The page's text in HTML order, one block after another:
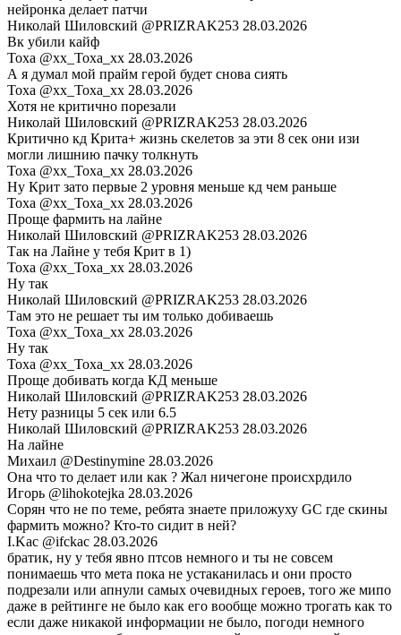
нейронка делает патчи
Николай Шиловский @PRIZRAK253 28.03.2026
Вк убили кайф
Toxa @xx_Toxa_xx 28.03.2026
А я думал мой прайм герой будет снова сиять
Toxa @xx_Toxa_xx 28.03.2026
Хотя не критично порезали
Николай Шиловский @PRIZRAK253 28.03.2026
Критично кд Крита+ жизнь скелетов за эти 8 сек они изи
могли лишнию пачку толкнуть
Toxa @xx_Toxa_xx 28.03.2026
Ну Крит зато первые 2 уровня меньше кд чем раньше
Toxa @xx_Toxa_xx 28.03.2026
Проще фармить на лайне
Николай Шиловский @PRIZRAK253 28.03.2026
Так на Лайне у тебя Крит в 1)
Toxa @xx_Toxa_xx 28.03.2026
Ну так
Николай Шиловский @PRIZRAK253 28.03.2026
Там это не решает ты им только добиваешь
Toxa @xx_Toxa_xx 28.03.2026
Ну так
Toxa @xx_Toxa_xx 28.03.2026
Проще добивать когда КД меньше
Николай Шиловский @PRIZRAK253 28.03.2026
Нету разницы 5 сек или 6.5
Николай Шиловский @PRIZRAK253 28.03.2026
На лайне
Михаил @Destinymine 28.03.2026
Она что то делает или как ? Жал ничегоне происхрдило
Игорь @lihokotejka 28.03.2026
Сорян что не по теме, ребята знаете приложуху GC где скины
фармить можно? Кто-то сидит в ней?
I.Kac @ifckac 28.03.2026
братик, ну у тебя явно птсов немного и ты не совсем
понимаешь что мета пока не устаканилась и они просто
подрезали или апнули самых очевидных героев, того же мипо
даже в рейтинге не было как его вообще можно трогать как то
если даже никакой информации не было, погоди немного